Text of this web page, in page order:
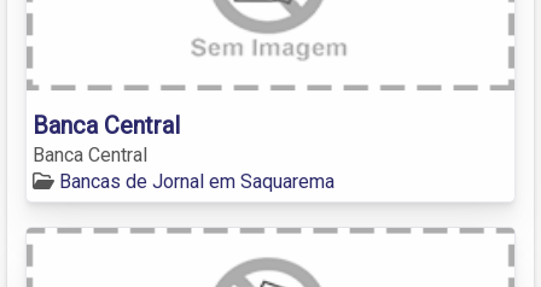
Banca Central
Banca Central
Bancas de Jornal em Saquarema